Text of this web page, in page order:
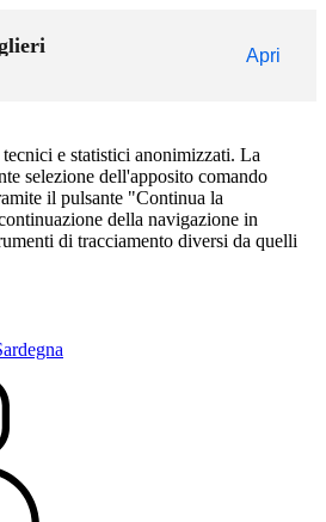
Apri
e statistici anonimizzati. La
selezione dell'apposito comando
il pulsante "Continua la
della navigazione in
di tracciamento diversi da quelli